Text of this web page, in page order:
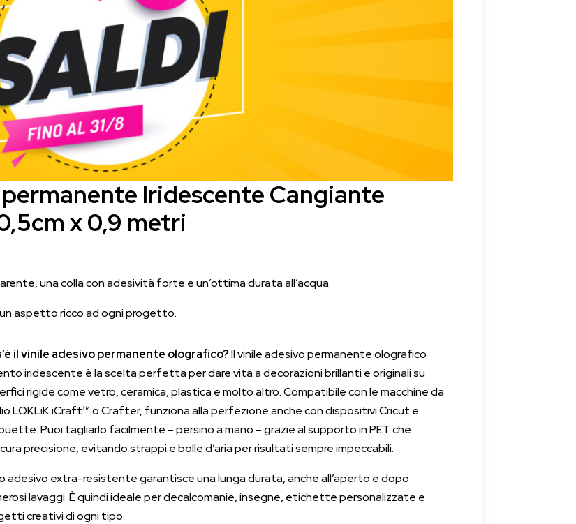
Iridescente Cangiante
x 0,9 metri
una colla con adesività forte e un’ottima durata all’acqua.
aspetto ricco ad ogni progetto.
il vinile adesivo permanente olografico?Il vinile adesivo permanente olografico
iridescente è la scelta perfetta per dare vita a decorazioni brillanti e originali su
rigide come vetro, ceramica, plastica e molto altro. Compatibile con le macchine da
LOKLiK iCraft™ o Crafter, funziona alla perfezione anche con dispositivi Cricut e
Puoi tagliarlo facilmente – persino a mano – grazie al supporto in PET che
precisione, evitando strappi e bolle d’aria per risultati sempre impeccabili.
adesivo extra-resistente garantisce una lunga durata, anche all’aperto e dopo
lavaggi. È quindi ideale per decalcomanie, insegne, etichette personalizzate e
creativi di ogni tipo.